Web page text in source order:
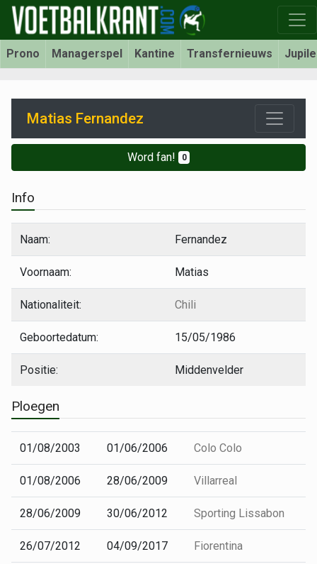
Prono Managerspel Kantine Transfernieuws
Matias Fernandez
Word fan! 0
Info
Naam: Fernandez
Voornaam: Matias
Nationaliteit: Chili
Geboortedatum: 15/05/1986
Positie: Middenvelder
Ploegen
01/08/2003 01/06/2006 Colo Colo
01/08/2006 28/06/2009 Villarreal
28/06/2009 30/06/2012 Sporting Lissabon
26/07/2012 04/09/2017 Fiorentina